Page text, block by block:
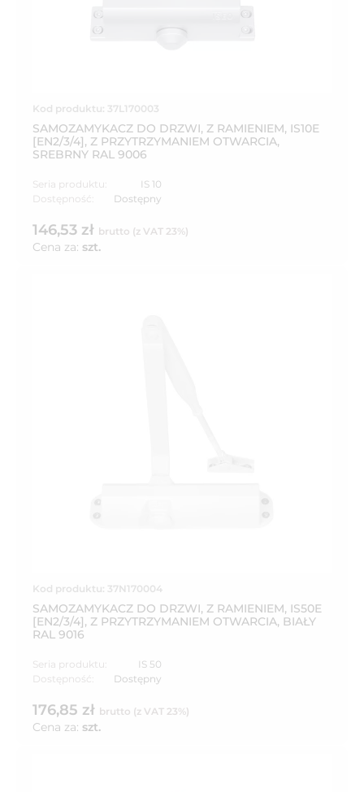
Kod produktu: 37L170003
SAMOZAMYKACZ DO DRZWI, Z RAMIENIEM, IS10E
[EN2/3/4], Z PRZYTRZYMANIEM OTWARCIA,
SREBRNY RAL 9006
Seria produktu:
IS 10
Dostępność:
Dostępny
146,53 zł brutto (z VAT 23%)
Cena za: szt.
Kod produktu: 37N170004
SAMOZAMYKACZ DO DRZWI, Z RAMIENIEM, IS50E
[EN2/3/4], Z PRZYTRZYMANIEM OTWARCIA, BIAŁY
RAL 9016
Seria produktu:
IS 50
Dostępność:
Dostępny
176,85 zł brutto (z VAT 23%)
Cena za: szt.